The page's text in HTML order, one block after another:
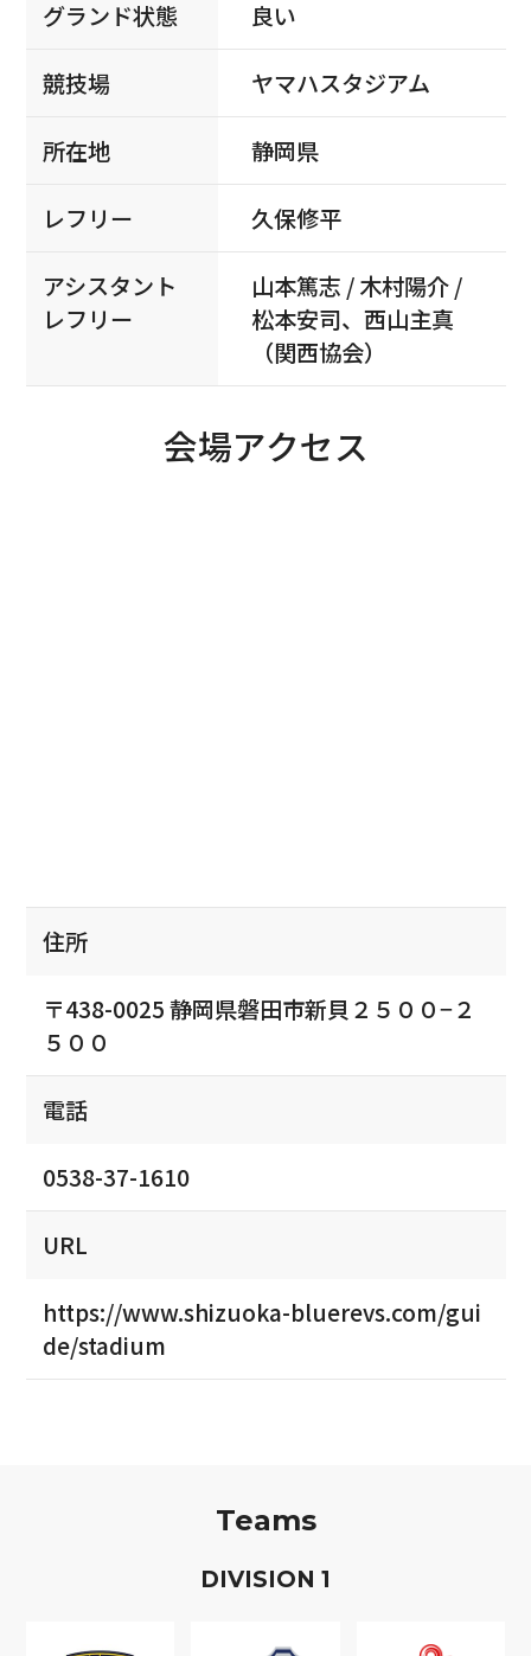
グランド状態 良い
競技場 ヤマハスタジアム
所在地 静岡県
レフリー 久保修平
アシスタント
レフリー
山本篤志 / 木村陽介 /
松本安司、西山主真
（関西協会）
会場アクセス
住所
〒438-0025 静岡県磐田市新貝２５００−２
５００
電話
0538-37-1610
URL
https://www.shizuoka-bluerevs.com/gui
de/stadium
Teams
DIVISION 1